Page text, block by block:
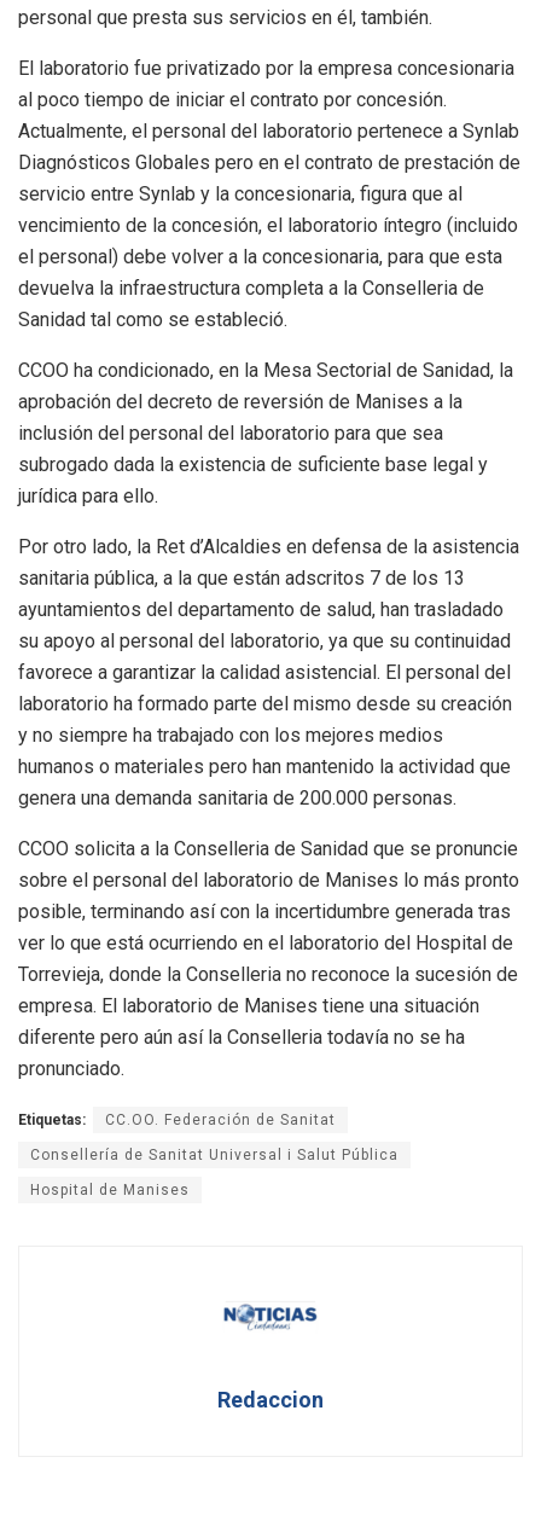
personal que presta sus servicios en él, también.
El laboratorio fue privatizado por la empresa concesionaria
al poco tiempo de iniciar el contrato por concesión.
Actualmente, el personal del laboratorio pertenece a Synlab
Diagnósticos Globales pero en el contrato de prestación de
servicio entre Synlab y la concesionaria, figura que al
vencimiento de la concesión, el laboratorio íntegro (incluido
el personal) debe volver a la concesionaria, para que esta
devuelva la infraestructura completa a la Conselleria de
Sanidad tal como se estableció.
CCOO ha condicionado, en la Mesa Sectorial de Sanidad, la
aprobación del decreto de reversión de Manises a la
inclusión del personal del laboratorio para que sea
subrogado dada la existencia de suficiente base legal y
jurídica para ello.
Por otro lado, la Ret d’Alcaldies en defensa de la asistencia
sanitaria pública, a la que están adscritos 7 de los 13
ayuntamientos del departamento de salud, han trasladado
su apoyo al personal del laboratorio, ya que su continuidad
favorece a garantizar la calidad asistencial. El personal del
laboratorio ha formado parte del mismo desde su creación
y no siempre ha trabajado con los mejores medios
humanos o materiales pero han mantenido la actividad que
genera una demanda sanitaria de 200.000 personas.
CCOO solicita a la Conselleria de Sanidad que se pronuncie
sobre el personal del laboratorio de Manises lo más pronto
posible, terminando así con la incertidumbre generada tras
ver lo que está ocurriendo en el laboratorio del Hospital de
Torrevieja, donde la Conselleria no reconoce la sucesión de
empresa. El laboratorio de Manises tiene una situación
diferente pero aún así la Conselleria todavía no se ha
pronunciado.
Etiquetas: CC.OO. Federación de Sanitat
Consellería de Sanitat Universal i Salut Pública
Hospital de Manises
Redaccion